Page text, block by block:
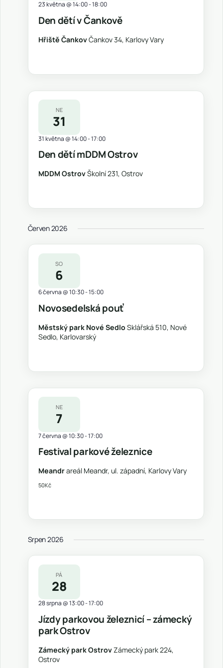
Den dětí v Čankově
23 května @ 14:00-18:00
Hřiště ČankovČankov 34, Karlovy Vary
NE
31
Den dětí mDDM Ostrov
31 května @ 14:00-17:00
MDDM OstrovŠkolní 231, Ostrov
Červen 2026
SO
6
Novosedelská pouť
6 června @ 10:30-15:00
Městský park Nové SedloSklářská 510, Nové
Sedlo, Karlovarský
NE
7
Festival parkové železnice
7 června @ 10:30-17:00
Meandrareál Meandr, ul. západní, Karlovy Vary
50Kč
Srpen 2026
PÁ
28
Jízdy parkovou železnicí – zámecký
park Ostrov
28 srpna @ 13:00-17:00
Zámecký park OstrovZámecký park 224,
Ostrov